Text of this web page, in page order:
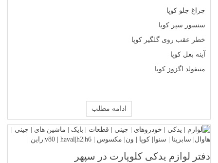
چراغ جلو کوپا
سنسور سپر کوپا
خطر عقب روی گلگیر کوپا
آینه بغل کوپا
منیفولد اگزوز کوپا
ادامه مطلب
دفتر لوازم یدکی کلوپارت در سپهر